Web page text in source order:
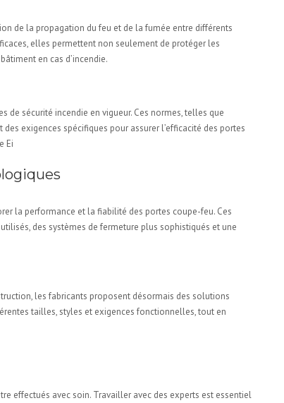
de la propagation du feu et de la fumée entre différents
elles permettent non seulement de protéger les
en cas d’incendie.
sécurité incendie en vigueur. Ces normes, telles que
des exigences spécifiques pour assurer l’efficacité des portes
Ei
la performance et la fiabilité des portes coupe-feu. Ces
des systèmes de fermeture plus sophistiqués et une
les fabricants proposent désormais des solutions
tailles, styles et exigences fonctionnelles, tout en
effectués avec soin. Travailler avec des experts est essentiel